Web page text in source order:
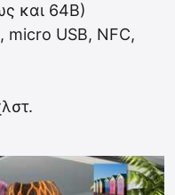
και 64B)
micro USB, NFC,